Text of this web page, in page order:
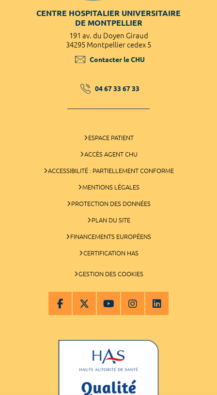
CENTRE HOSPITALIER UNIVERSITAIRE
DE MONTPELLIER
191 av. du Doyen Giraud
34295 Montpellier cedex 5
Contacter le CHU
04 67 33 67 33
ESPACE PATIENT
ACCÈS AGENT CHU
ACCESSIBILITÉ : PARTIELLEMENT CONFORME
MENTIONS LÉGALES
PROTECTION DES DONNÉES
PLAN DU SITE
FINANCEMENTS EUROPÉENS
CERTIFICATION HAS
GESTION DES COOKIES